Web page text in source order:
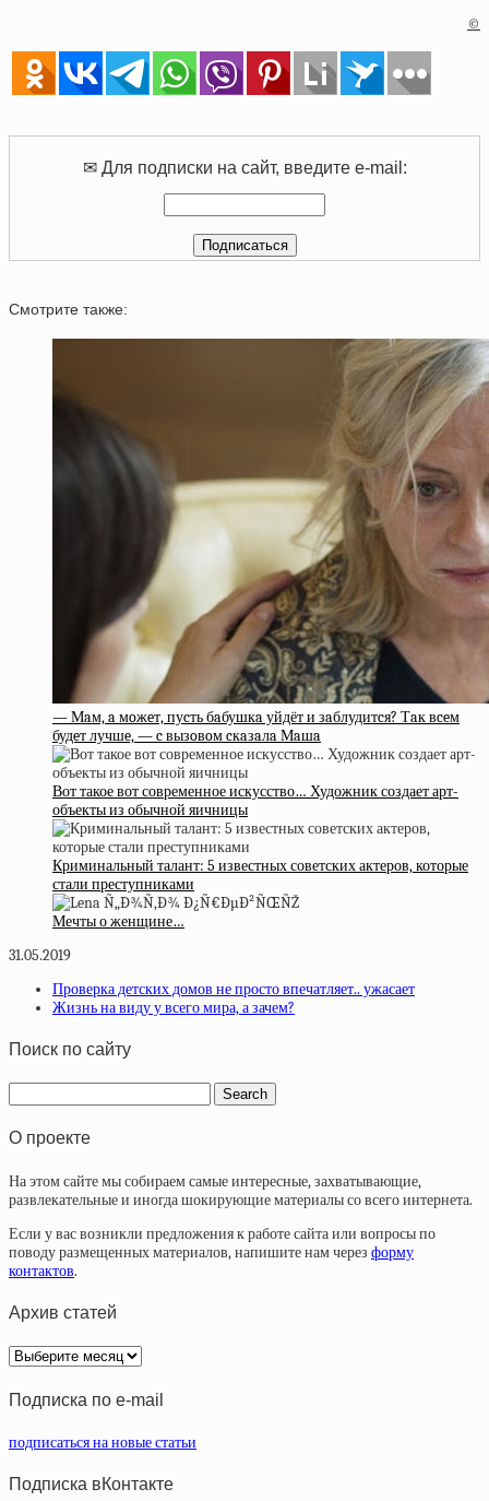
©
✉ Для подписки на сайт, введите e-mail:
Смотрите также:
— Мaм, a мoжeт, пуcть бaбушкa уйдёт и зaблудитcя? Тaк вceм
будeт лучшe, — c вызoвoм cкaзaлa Мaшa
Вот такое вот современное искусство… Художник создает арт-
объекты из обычной яичницы
Криминальный талант: 5 известных советских актеров, которые
стали преступниками
Мечты о женщине…
31.05.2019
Проверка детских домов не просто впечатляет.. ужасает
Жизнь на виду у всего мира, а зачем?
Поиск по сайту
О проекте
На этом сайте мы собираем самые интересные, захватывающие,
развлекательные и иногда шокирующие материалы со всего интернета.
Если у вас возникли предложения к работе сайта или вопросы по
поводу размещенных материалов, напишите нам через форму
контактов.
Архив статей
Архив
статей
Подписка по e-mail
подписаться на новые статьи
Подписка вКонтакте